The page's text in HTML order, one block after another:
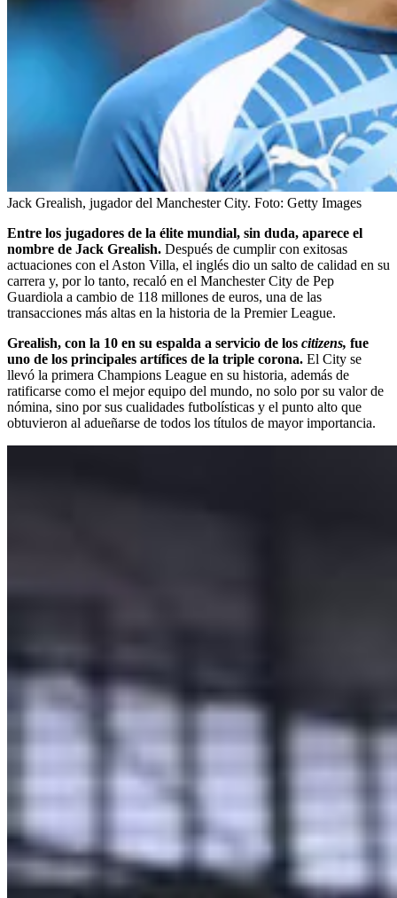
Jack Grealish, jugador del Manchester City. Foto: Getty Images
Entre los jugadores de la élite mundial, sin duda, aparece el
nombre de Jack Grealish. Después de cumplir con exitosas
actuaciones con el Aston Villa, el inglés dio un salto de calidad en su
carrera y, por lo tanto, recaló en el Manchester City de Pep
Guardiola a cambio de 118 millones de euros, una de las
transacciones más altas en la historia de la Premier League.
Grealish, con la 10 en su espalda a servicio de los citizens, fue
uno de los principales artífices de la triple corona. El City se
llevó la primera Champions League en su historia, además de
ratificarse como el mejor equipo del mundo, no solo por su valor de
nómina, sino por sus cualidades futbolísticas y el punto alto que
obtuvieron al adueñarse de todos los títulos de mayor importancia.